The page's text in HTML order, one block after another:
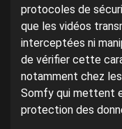
protocoles de
que les vidéos
interceptées ni
de vérifier cette
notamment chez
Somfy qui mettent
protection des